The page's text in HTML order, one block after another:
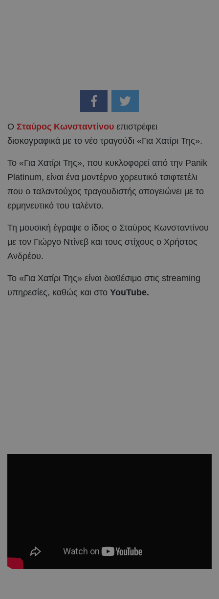
Ο Σταύρος Κωνσταντίνου επιστρέφει
δισκογραφικά με το νέο τραγούδι «Για Χατίρι Της».
Το «Για Χατίρι Της», που κυκλοφορεί από την Panik
Platinum, είναι ένα μοντέρνο χορευτικό τσιφτετέλι
που ο ταλαντούχος τραγουδιστής απογειώνει με το
ερμηνευτικό του ταλέντο.
Τη μουσική έγραψε ο ίδιος ο Σταύρος Κωνσταντίνου
με τον Γιώργο Ντίνεβ και τους στίχους ο Χρήστος
Ανδρέου.
Το «Για Χατίρι Της» είναι διαθέσιμο στις streaming
υπηρεσίες, καθώς και στο YouTube.